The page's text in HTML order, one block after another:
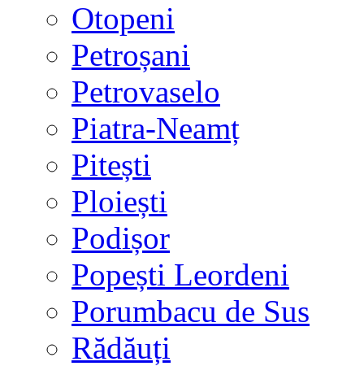
Otopeni
Petroșani
Petrovaselo
Piatra-Neamț
Pitești
Ploiești
Podișor
Popești Leordeni
Porumbacu de Sus
Rădăuți